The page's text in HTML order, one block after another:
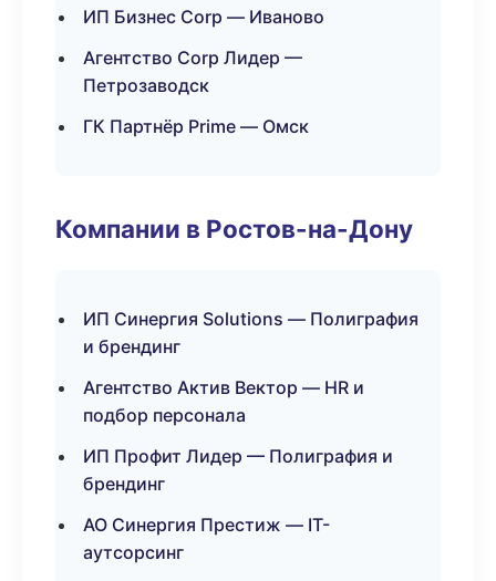
ИП Бизнес Corp — Иваново
Агентство Corp Лидер —
Петрозаводск
ГК Партнёр Prime — Омск
Компании в Ростов-на-Дону
ИП Синергия Solutions — Полиграфия
и брендинг
Агентство Актив Вектор — HR и
подбор персонала
ИП Профит Лидер — Полиграфия и
брендинг
АО Синергия Престиж — IT-
аутсорсинг